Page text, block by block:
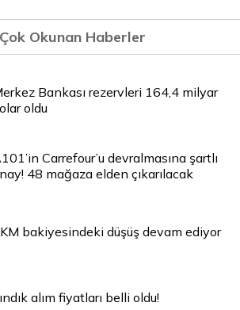
Okunan Haberler
Bankası rezervleri 164,4 milyar
oldu
Carrefour’u devralmasına şartlı
48 mağaza elden çıkarılacak
bakiyesindeki düşüş devam ediyor
alım fiyatları belli oldu!